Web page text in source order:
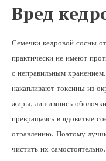
Вред
Семечки кедровой сосны
практически не имеют
с неправильным
накапливают токсины из
жиры, лишившись
превращаясь в ядовитые
отравлению. Поэтому
чистить их самостоятельно.